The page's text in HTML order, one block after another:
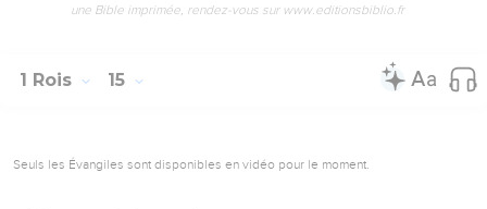
une Bible imprimée, rendez-vous sur www.editionsbiblio.fr
1 Rois 15
Seuls les Évangiles sont disponibles en vidéo pour le moment.